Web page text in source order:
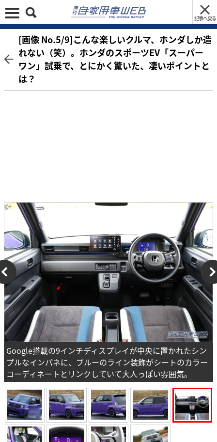
記事へ戻る
[画像 No.5/9]こんな楽しいクルマ、ホンダしか造
れない（笑）。ホンダのスポーツEV「スーパー
ワン」試乗で、とにかく驚いた、凄いポイントと
は？
Google搭載の9インチディスプレイが中央に置かれたシン
プルなインパネに、ブルーのライン装飾がシートのカラー
コーディネートとリンクしていて大人っぽい雰囲気。